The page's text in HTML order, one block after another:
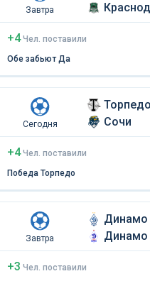
Завтра
+4 Чел поставили
Обе забьют Да
Сегодня
Торпедо
Сочи
+4 Чел поставили
Победа Торпедо
Завтра
Динамо
Динамо
+3 Чел поставили